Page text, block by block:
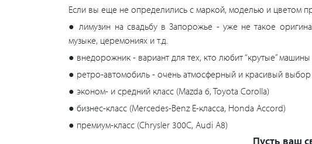
Если вы еще не определились с маркой, моделью и цветом
● лимузин на свадьбу в Запорожье - уже не такое
музыке, церемониях и т.д.
● внедорожник - вариант для тех, кто любит “крутые” машины
● ретро-автомобиль - очень атмосферный и красивый выбор
● эконом- и средний класс (Mazda 6, Toyota Corolla)
● бизнес-класс (Mercedes-Benz E-класса, Honda Accord)
● премиум-класс (Chrysler 300C, Audi A8)
Пусть ваш